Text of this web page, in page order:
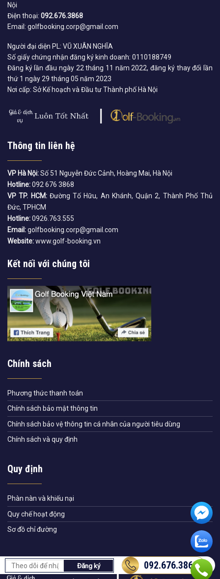
Nội
Điện thoại: 092.676.3868
Email: golfbooking.corp@gmail.com
Người đại diện PL: VŨ XUÂN NGHĨA
Số giấy chứng nhận đăng ký kinh doanh: 0110188749
Đăng ký lần đầu ngày 22 tháng 11 năm 2022, đăng ký thay đổi lần
thứ 1 ngày 29 tháng 05 năm 2023
Nơi cấp: Sở Kế hoạch và Đầu tư Thành phố Hà Nội
Thông tin liên hệ
VP Hà Nội:Số 51 Nguyễn Đức Cảnh, Hoàng Mai, Hà Nội
Hotline:092 676 3868
VP TP. HCM:Đường Tố Hữu, An Khánh, Quận 2, Thành Phố Thủ
Đức, TPHCM
Hotline:0926.763.555
Email:golfbooking.corp@gmail.com
Website:www.golf-booking.vn
Kết nối với chúng tôi
Chính sách
Phương thức thanh toán
Chính sách bảo mật thông tin
Chính sách bảo vệ thông tin cá nhân của người tiêu dùng
Chính sách và quy định
Quy định
Phàn nàn và khiếu nại
Quy chế hoạt động
Sơ đồ chỉ đường
092.676.3868